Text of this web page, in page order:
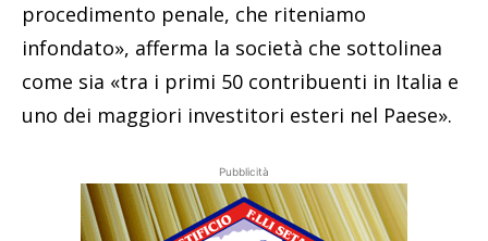
procedimento penale, che riteniamo
infondato», afferma la società che sottolinea
come sia «tra i primi 50 contribuenti in Italia e
uno dei maggiori investitori esteri nel Paese».
Pubblicità